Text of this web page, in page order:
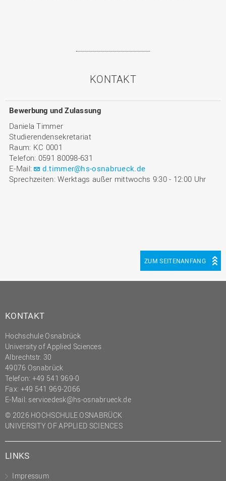
KONTAKT
Bewerbung und Zulassung
Daniela Timmer
Studierendensekretariat
Raum: KC 0001
Telefon: 0591 80098-631
E-Mail:
d.timmer@hs-osnabrueck.de
Sprechzeiten: Werktags außer mittwochs 9:30 - 12:00 Uhr
ZUM SEITENANFANG
KONTAKT
Hochschule Osnabrück
University of Applied Sciences
Albrechtstr. 30
49076 Osnabrück
Telefon: +49 541 969-0
Fax: +49 541 969-2066
E-Mail: servicedesk@hs-osnabrueck.de
© 2026 HOCHSCHULE OSNABRÜCK
UNIVERSITY OF APPLIED SCIENCES
LINKS
Impressum